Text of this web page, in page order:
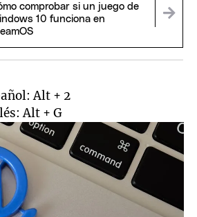
comprobar si un juego de
10 funciona en
Alt + 2
Alt + G